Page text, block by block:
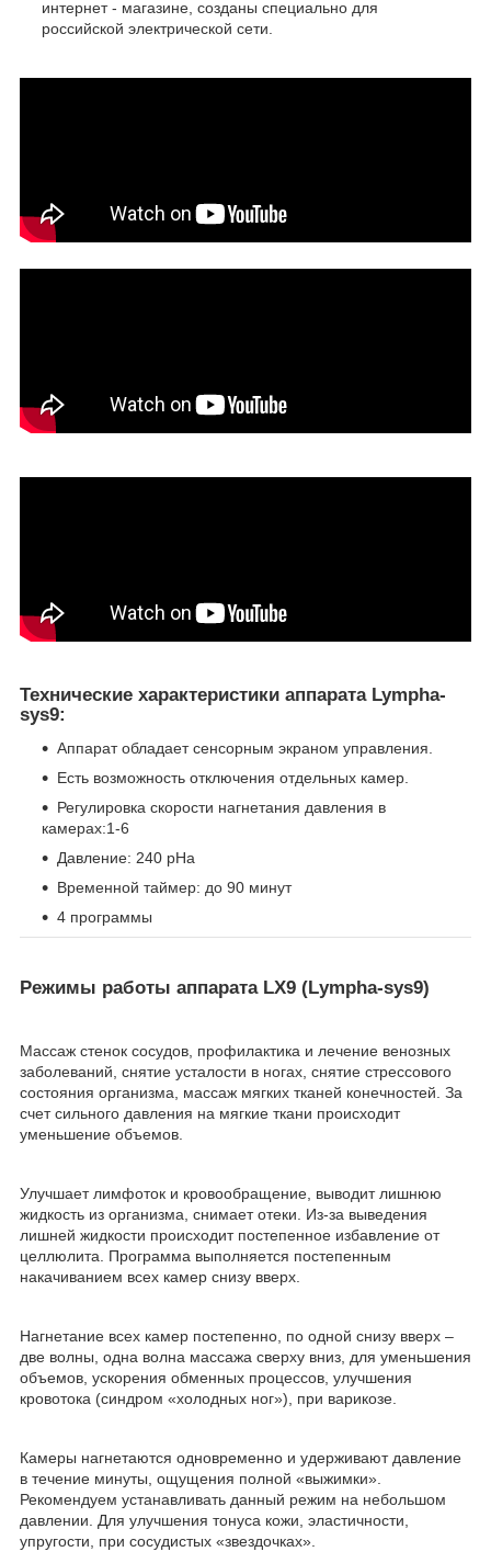
интернет - магазине, созданы специально для
российской электрической сети.
Технические характеристики аппарата Lympha-
sys9:
Аппарат обладает сенсорным экраном управления.
Есть возможность отключения отдельных камер.
Регулировка скорости нагнетания давления в
камерах:1-6
Давление: 240 pHa
Временной таймер: до 90 минут
4 программы
Режимы работы аппарата LX9 (Lуmpha-sys9)
Массаж стенок сосудов, профилактика и лечение венозных
заболеваний, снятие усталости в ногах, снятие стрессового
состояния организма, массаж мягких тканей конечностей. За
счет сильного давления на мягкие ткани происходит
уменьшение объемов.
Улучшает лимфоток и кровообращение, выводит лишнюю
жидкость из организма, снимает отеки. Из-за выведения
лишней жидкости происходит постепенное избавление от
целлюлита. Программа выполняется постепенным
накачиванием всех камер снизу вверх.
Нагнетание всех камер постепенно, по одной снизу вверх –
две волны, одна волна массажа сверху вниз, для уменьшения
объемов, ускорения обменных процессов, улучшения
кровотока (синдром «холодных ног»), при варикозе.
Камеры нагнетаются одновременно и удерживают давление
в течение минуты, ощущения полной «выжимки».
Рекомендуем устанавливать данный режим на небольшом
давлении. Для улучшения тонуса кожи, эластичности,
упругости, при сосудистых «звездочках».